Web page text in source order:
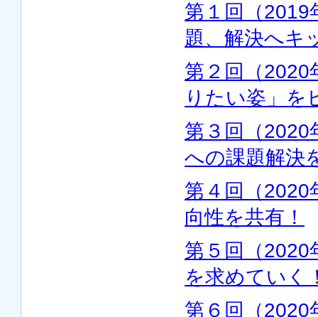
第１回（2019
題、解決へキ
第２回（2020
りたい姿」を
第３回（2020
への課題解決
第４回（2020
向性を共有！
第５回（2020
を求めていく
第６回（2020